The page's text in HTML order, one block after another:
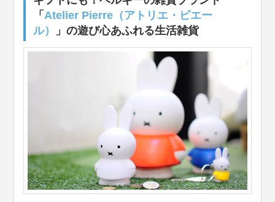
「 Atelier Pierre（アトリエ・ピエー
ル）
」の遊び心あふれる生活雑貨